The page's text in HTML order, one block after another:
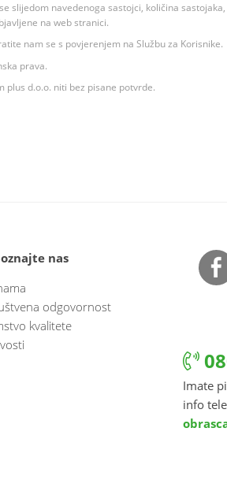
slijedom navedenoga sastojci, količina
na web stranici.
nam se s povjerenjem na Službu za Korisnike.
prava.
d.o.o. niti bez pisane potvrde.
nas
odgovornost
kvalitete
Imate
info